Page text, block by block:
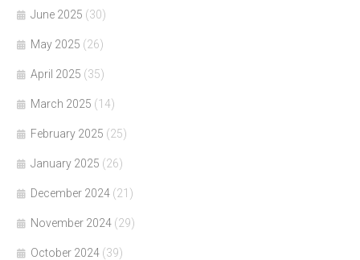
June 2025 (30)
May 2025 (26)
April 2025 (35)
March 2025 (14)
February 2025 (25)
January 2025 (26)
December 2024 (21)
November 2024 (29)
October 2024 (39)